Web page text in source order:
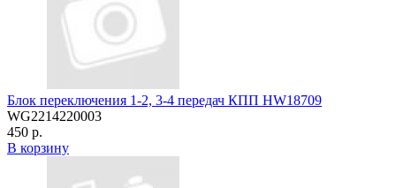
Блок переключения 1-2, 3-4 передач КПП HW18709
WG2214220003
450 р.
В корзину